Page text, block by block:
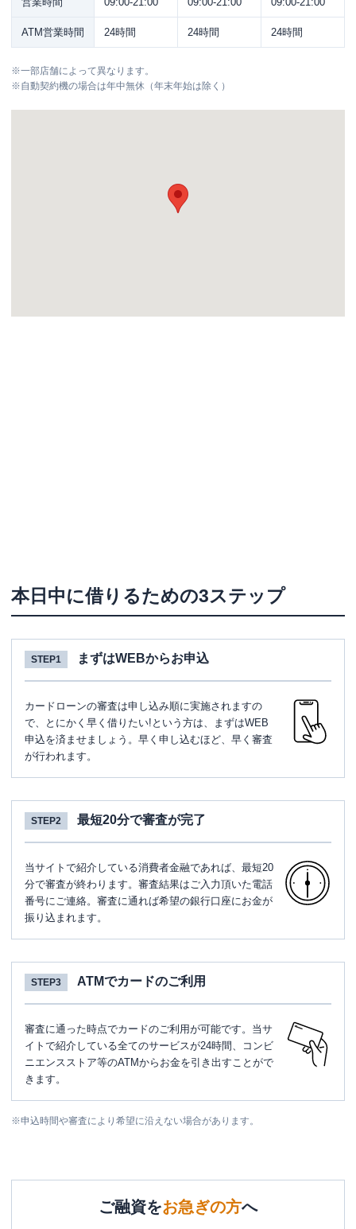
ATM営業時間 24時間 24時間 24時間
※一部店舗によって異なります。
※自動契約機の場合は年中無休（年末年始は除く）
本日中に借りるための3ステップ
STEP1 まずはWEBからお申込
カードローンの審査は申し込み順に実施されますの
で、とにかく早く借りたい!という方は、まずはWEB
申込を済ませましょう。早く申し込むほど、早く審査
が行われます。
STEP2 最短20分で審査が完了
当サイトで紹介している消費者金融であれば、最短20
分で審査が終わります。審査結果はご入力頂いた電話
番号にご連絡。審査に通れば希望の銀行口座にお金が
振り込まれます。
STEP3 ATMでカードのご利用
審査に通った時点でカードのご利用が可能です。当サ
イトで紹介している全てのサービスが24時間、コンビ
ニエンスストア等のATMからお金を引き出すことがで
きます。
※申込時間や審査により希望に沿えない場合があります。
ご融資をお急ぎの方へ